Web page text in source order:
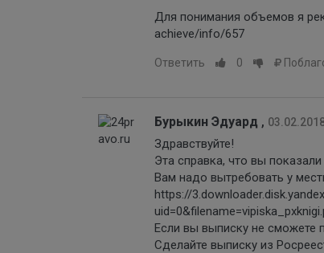
Для понимания объемов я
achieve/info/657
Ответить 0
Бурыкин Эдуард ,
Здравствуйте!
Эта справка, что вы
Вам надо вытребовать у
https://
Если вы выписку не сможете
Сделайте выписку из